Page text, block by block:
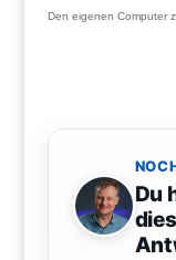
Den eigenen Computer
Du